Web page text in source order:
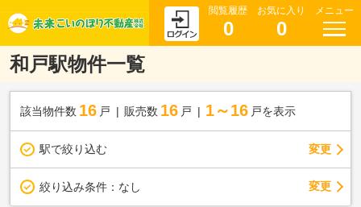
閲覧履歴
0
お気に入り
0
メニュー
和戸駅物件一覧
該当物件数 16 戸 販売数 16 戸 1～16 戸を表示
駅で絞り込む 変更
絞り込み条件： なし 変更